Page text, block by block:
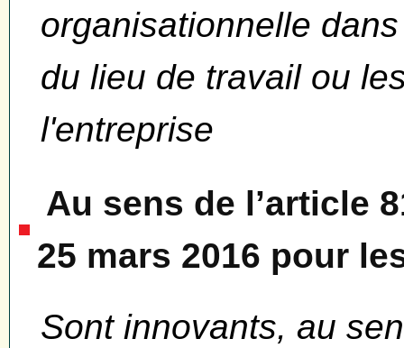
organisationnelle
du lieu de travail ou
l'entreprise
Au sens de l’article
25 mars 2016 pour
Sont innovants, au